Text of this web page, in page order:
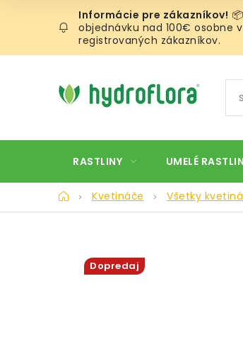
objednávku nad 100€ osobne
registrovaných zákazníkov.
RASTLINY UMELÉ
DomovKvetináče Všetky
Dopredaj